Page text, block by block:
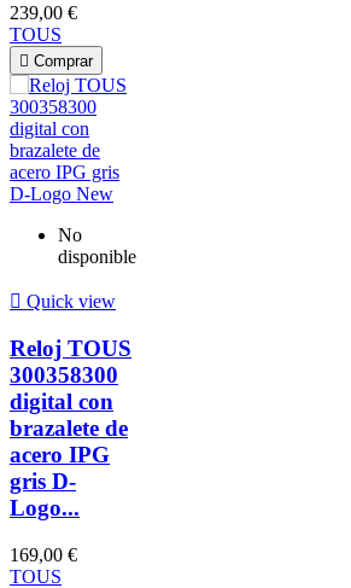
239,00 €
TOUS
 Comprar
No
disponible
 Quick view
Reloj TOUS
300358300
digital con
brazalete de
acero IPG
gris D-
Logo...
169,00 €
TOUS